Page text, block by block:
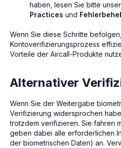
haben, lesen Sie bitte
Practices und
Wenn Sie diese Schritte
Kontoverifizierungsprozess
Vorteile der Aircall-Produkte
Alternativer
Wenn Sie der Weitergabe
Verifizierung widersprochen
trotzdem verifizieren. Sie fahren
geben dabei alle erforderlichen
der biometrischen Daten) an.